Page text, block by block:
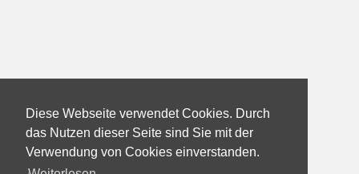
Diese Webseite verwendet Cookies. Durch
das Nutzen dieser Seite sind Sie mit der
Verwendung von Cookies einverstanden.